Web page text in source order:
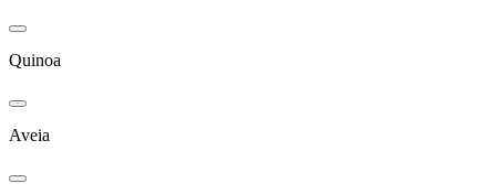
Quinoa
Aveia